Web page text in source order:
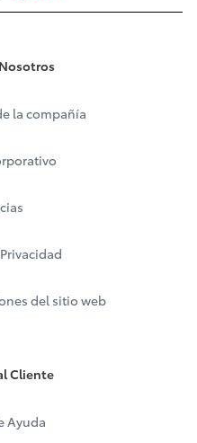
la compañía
del sitio web
Cliente
Ayuda